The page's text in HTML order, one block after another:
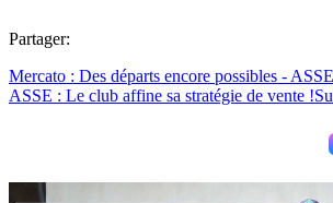
Partager:
Mercato : Des départs encore possibles - ASSE
ASSE : Le club affine sa stratégie de vente !